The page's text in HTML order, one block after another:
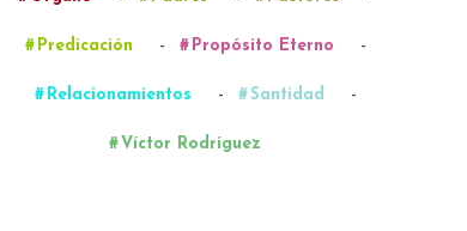
Predicación - Propósito Eterno -
Relacionamientos - Santidad -
Víctor Rodríguez